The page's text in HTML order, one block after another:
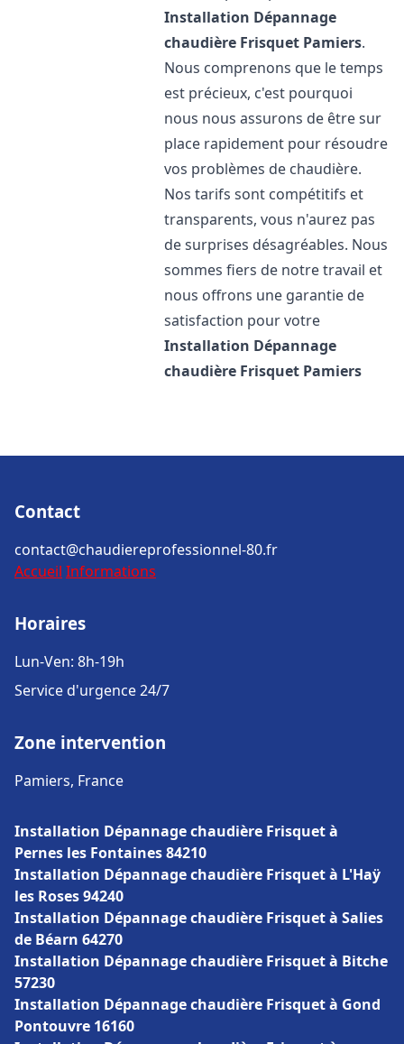
Installation Dépannage
chaudière Frisquet Pamiers.
Nous comprenons que le temps
est précieux, c'est pourquoi
nous nous assurons de être sur
place rapidement pour résoudre
vos problèmes de chaudière.
Nos tarifs sont compétitifs et
transparents, vous n'aurez pas
de surprises désagréables. Nous
sommes fiers de notre travail et
nous offrons une garantie de
satisfaction pour votre
Installation Dépannage
chaudière Frisquet Pamiers
Contact
contact@chaudiereprofessionnel-80.fr
Accueil Informations
Horaires
Lun-Ven: 8h-19h
Service d'urgence 24/7
Zone intervention
Pamiers, France
Installation Dépannage chaudière Frisquet à
Pernes les Fontaines 84210
Installation Dépannage chaudière Frisquet à L'Haÿ
les Roses 94240
Installation Dépannage chaudière Frisquet à Salies
de Béarn 64270
Installation Dépannage chaudière Frisquet à Bitche
57230
Installation Dépannage chaudière Frisquet à Gond
Pontouvre 16160